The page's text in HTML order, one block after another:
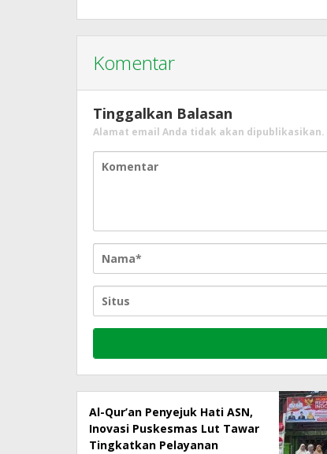
Komentar
Tinggalkan Balasan
Alamat email Anda tidak akan dipublikasikan.
Al-Qur’an Penyejuk Hati ASN,
Inovasi Puskesmas Lut Tawar
Tingkatkan Pelayanan